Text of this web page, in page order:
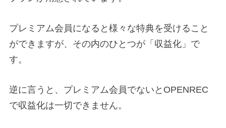
プレミアム会員になると様々な特典を受けること
ができますが、その内のひとつが「収益化」で
す。
逆に言うと、プレミアム会員でないとOPENREC
で収益化は一切できません。